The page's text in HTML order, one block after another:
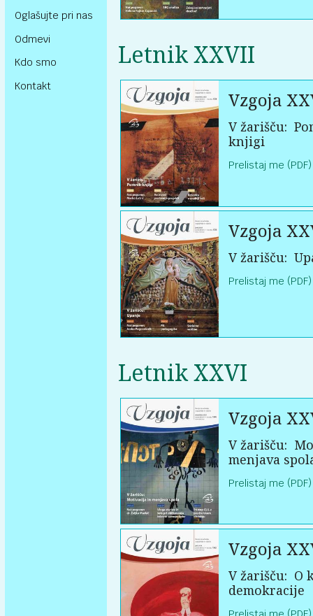
Oglašujte pri nas
Odmevi
Kdo smo
Kontakt
Letnik XXVII
Vzgoja
V žarišču:
knjigi
Prelistaj me (PDF)
Vzgoja
V žarišču:
Prelistaj me (PDF)
Letnik XXVI
Vzgoja
V žarišču:
menjava
Prelistaj me (PDF)
Vzgoja
V žarišču: O
demokracije